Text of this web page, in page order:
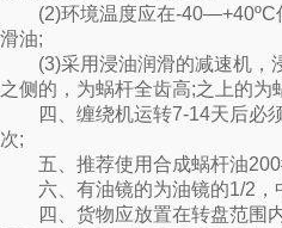
(2)环境温度应在-40—+40ºC
滑油;
(3)采用浸油润滑的减速机，
之侧的，为蜗杆全齿高;之上的为
四、缠绕机运转7-14天后必须
次;
五、推荐使用合成蜗杆油
六、有油镜的为油镜的1/2，
四、货物应放置在转盘范围内